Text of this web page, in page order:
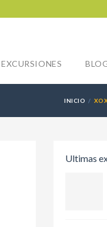
EXCURSIONES
INICIO
Ultimas